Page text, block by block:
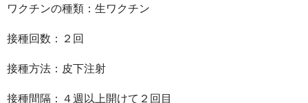
ワクチンの種類：生ワクチン
接種回数：２回
接種方法：皮下注射
接種間隔：４週以上開けて２回目